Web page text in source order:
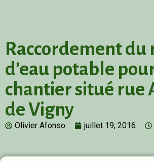
Raccordement du
d’eau potable
chantier situé rue
de Vigny
Olivier Afonso juillet 19, 2016